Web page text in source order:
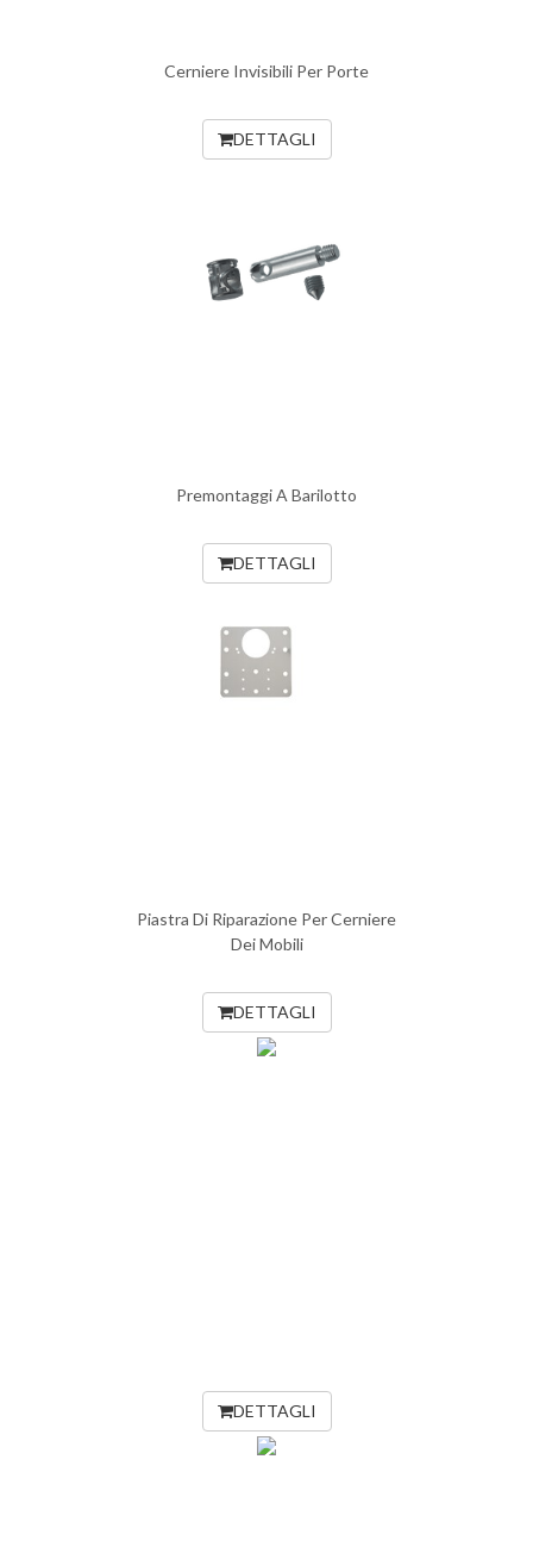
Cerniere Invisibili Per Porte
DETTAGLI
Premontaggi A Barilotto
DETTAGLI
Piastra Di Riparazione Per Cerniere
Dei Mobili
DETTAGLI
DETTAGLI